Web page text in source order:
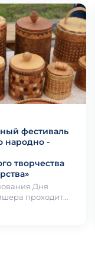
фестиваль
народно -
творчества
Дня
проходит
-